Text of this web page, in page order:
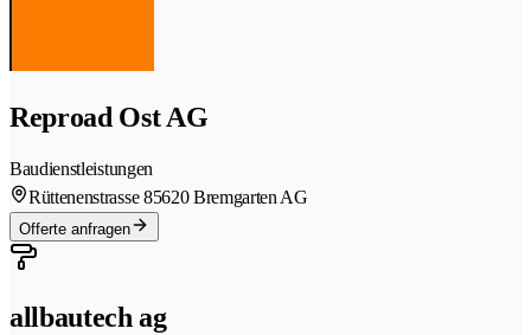
Reproad Ost AG
Baudienstleistungen
Rüttenenstrasse 85620 Bremgarten AG
Offerte anfragen
allbautech ag